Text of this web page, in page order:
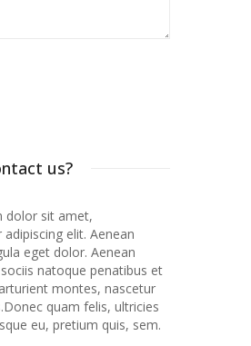
us?
dolor sit amet,
elit. Aenean
eget dolor. Aenean
natoque penatibus et
montes, nascetur
quam felis, ultricies
eu, pretium quis, sem.